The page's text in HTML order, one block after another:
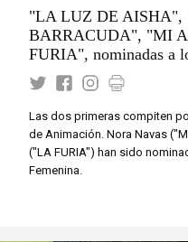
"LA LUZ DE AISHA",
BARRACUDA", "MI
FURIA", nominadas a
Las dos primeras compiten
de Animación. Nora Navas
("LA FURIA") han sido
Femenina.